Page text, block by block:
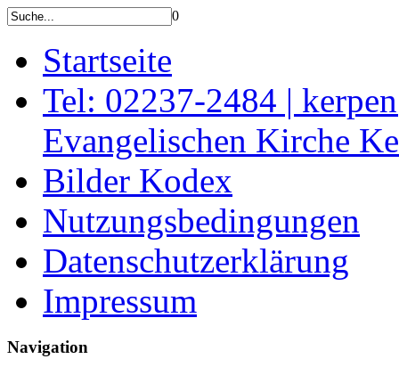
0
Startseite
Tel: 02237-2484 |
Evangelischen Kirche
Bilder Kodex
Nutzungsbedingungen
Datenschutzerklärung
Impressum
Navigation